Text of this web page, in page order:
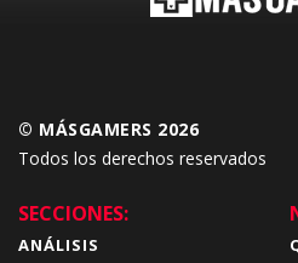
© MÁSGAMERS 2026
Todos los derechos reservados
SECCIONES:
ANÁLISIS